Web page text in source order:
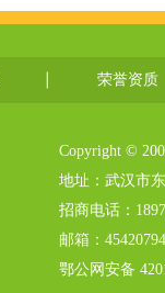
荣誉资质
Copyright ©
地址：武汉市
招商电话：
邮箱：
鄂公网安备